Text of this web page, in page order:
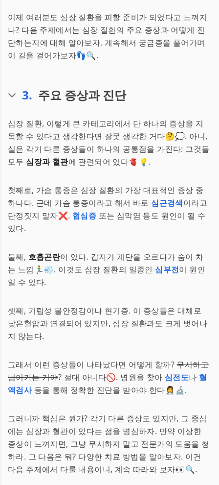
이제 여러분도 심장 질환을 피할 준비가 되었다고 느껴지
나? 다음 주제에서는 심장 질환의 주요 증상과 어떻게 진
단하는지에 대해 알아보자. 계속해서 궁금증을 풀어가며
이 길을 걸어가보자👣🔍.
3. 주요 증상과 진단
심장 질환, 이렇게 큰 카테고리에서 단 하나의 증상을 지
목할 수 있다고 생각한다면 잘못 생각한 거다🤔💭. 아니,
실은 각기 다른 증상들이 하나의 공통점을 가진다: 그것들
모두 심장과 혈관에 관련되어 있다🫀💡.
첫째로, 가슴 통증은 심장 질환의 가장 대표적인 증상 중
하나다. 근데 가슴 통증이라고 해서 바로 심근경색이라고
단정짓지 말자❌. 협심증 또는 심막염 등도 원인이 될 수
있다.
둘째, 호흡곤란이 있다. 갑자기 계단을 오르다가 숨이 차
는 느낌🏃‍♂️💨. 이것도 심장 질환의 일종인 심부전이 원인
일 수 있다.
셋째, 기립성 불안정감이나 현기증. 이 증상들은 대체로
낮은혈압과 연결되어 있지만, 심장 질환과도 크게 벗어나
지 않는다.
그래서 이런 증상들이 나타났다면 어떻게 할까?무시하고
넘어가는 거야? 절대 아니다🚫. 병원을 찾아 심전도나 혈
액검사등을 통해 정확한 진단을 받아야 한다👩‍⚕️🔬.
그러니까 핵심은 뭔가? 각기 다른 증상도 있지만, 그 중심
에는 심장과 혈관이 있다는 점을 명심하자. 만약 이상한
증상이 느껴지면, 그냥 무시하지 말고 전문가의 도움을 청
하라. 그 다음은 뭐? 다양한 치료 방법을 알아보자. 이건
다음 주제에서 다룰 내용이니, 계속 따라와 보자👀🔍.